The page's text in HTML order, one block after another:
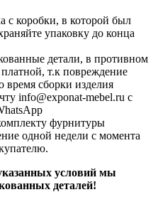
с коробки, в которой был
упаковку до конца
детали, в противном
платной, т.к повреждение
время сборки изделия
info@exponat-mebel.ru с
фурнитуры
одной недели с момента
условий мы
деталей!